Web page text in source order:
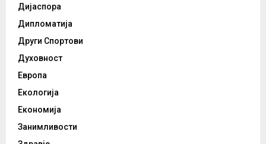
Дијаспора
Дипломатија
Други Спортови
Духовност
Европа
Екологија
Економија
Занимливости